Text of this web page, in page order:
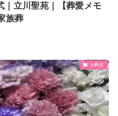
｜立川聖苑｜【葬愛メモ
族葬
火葬式